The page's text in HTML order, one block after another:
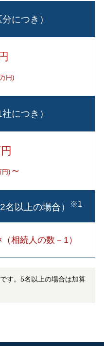
につき）
円)
につき）
円) ～
以上の場合） ※1
相続人の数－1）
す。5名以上の場合は加算